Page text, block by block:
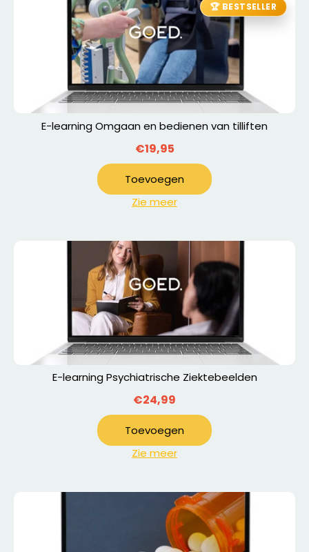
🏆 BESTSELLER
E-learning Omgaan en bedienen van tilliften
€19,95
Toevoegen
Zie meer
E-learning Psychiatrische Ziektebeelden
€24,99
Toevoegen
Zie meer